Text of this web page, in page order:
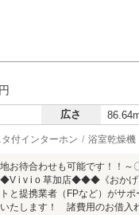
広さ
タ付インターホン 浴室乾燥機
お待合わせも可能です！！
i v i o 草加店◆◆◆《おかげさ
トと提携業者（FPなど）がサ
たします！ 諸費用のお借入